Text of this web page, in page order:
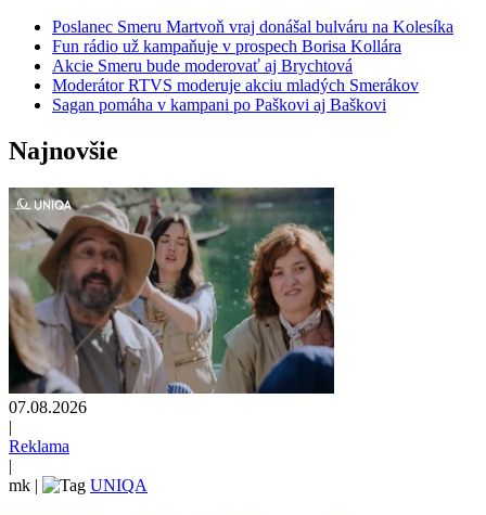
Poslanec Smeru Martvoň vraj donášal bulváru na Kolesíka
Fun rádio už kampaňuje v prospech Borisa Kollára
Akcie Smeru bude moderovať aj Brychtová
Moderátor RTVS moderuje akciu mladých Smerákov
Sagan pomáha v kampani po Paškovi aj Baškovi
Najnovšie
07.08.2026
|
Reklama
|
mk | UNIQA